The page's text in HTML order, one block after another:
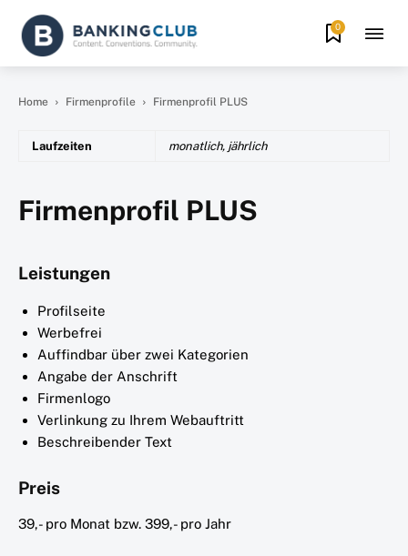
0
Home Firmenprofile Firmenprofil PLUS
Laufzeiten monatlich, jährlich
Firmenprofil PLUS
Leistungen
Profilseite
Werbefrei
Auffindbar über zwei Kategorien
Angabe der Anschrift
Firmenlogo
Verlinkung zu Ihrem Webauftritt
Beschreibender Text
Preis
39,- pro Monat bzw. 399,- pro Jahr